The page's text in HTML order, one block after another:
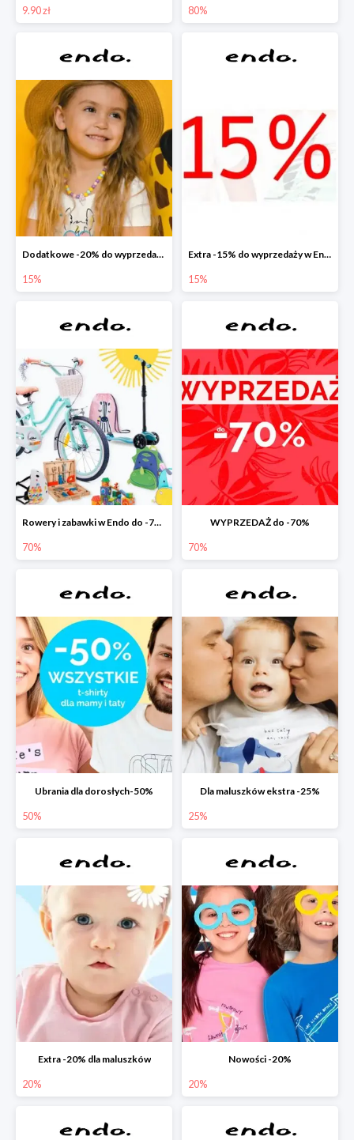
9.90 zł 80%
Dodatkowe -20% do wyprzedaży w Endo
15%
Extra -15% do wyprzedaży w Endo
15%
Rowery i zabawki w Endo do -70%
70%
WYPRZEDAŻ do -70%
70%
Ubrania dla dorosłych-50%
50%
Dla maluszków ekstra -25%
25%
Extra -20% dla maluszków
20%
Nowości -20%
20%